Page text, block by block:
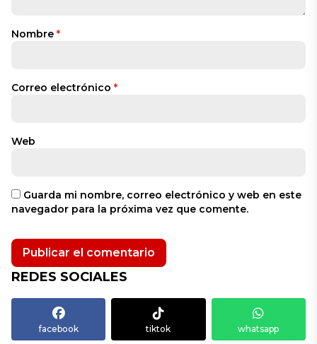
Nombre *
Correo electrónico *
Web
Guarda mi nombre, correo electrónico y web en este
navegador para la próxima vez que comente.
REDES SOCIALES
facebook tiktok whatsapp